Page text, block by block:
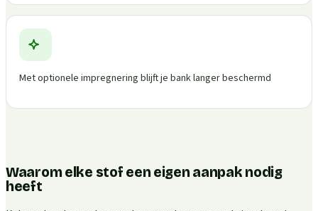
Met optionele impregnering blijft je bank langer beschermd
Waarom elke stof een eigen aanpak nodig
heeft